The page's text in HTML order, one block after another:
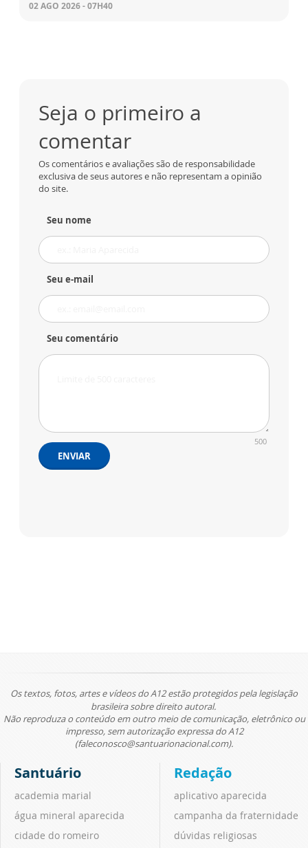
02 AGO 2026 - 07H40
Seja o primeiro a
comentar
Os comentários e avaliações são de responsabilidade
exclusiva de seus autores e não representam a opinião
do site.
Seu nome
Seu e-mail
Seu comentário
500
ENVIAR
Os textos, fotos, artes e vídeos do A12 estão protegidos pela legislação
brasileira sobre direito autoral.
Não reproduza o conteúdo em outro meio de comunicação, eletrônico ou
impresso, sem autorização expressa do A12
(faleconosco@santuarionacional.com).
Santuário
academia marial
água mineral aparecida
cidade do romeiro
Redação
aplicativo aparecida
campanha da fraternidade
dúvidas religiosas